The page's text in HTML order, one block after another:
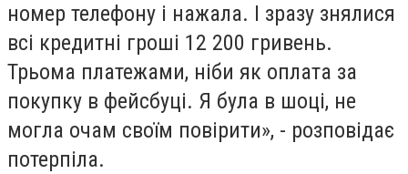
номер телефону і нажала. І зразу знялися
всі кредитні гроші 12 200 гривень.
Трьома платежами, ніби як оплата за
покупку в фейсбуці. Я була в шоці, не
могла очам своїм повірити», - розповідає
потерпіла.